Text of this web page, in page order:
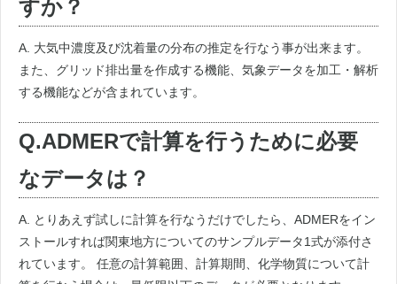
すか？
A. 大気中濃度及び沈着量の分布の推定を行なう事が出来ます。
また、グリッド排出量を作成する機能、気象データを加工・解析
する機能などが含まれています。
Q.ADMERで計算を行うために必要
なデータは？
A. とりあえず試しに計算を行なうだけでしたら、ADMERをイン
ストールすれば関東地方についてのサンプルデータ1式が添付さ
れています。 任意の計算範囲、計算期間、化学物質について計